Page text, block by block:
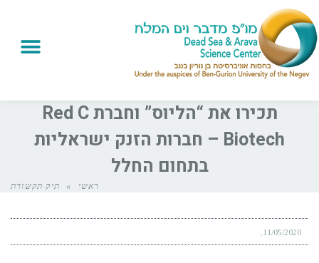
תכירו את “הליוס” וחברת Red C
Biotech – חברות הזנק ישראליות
בתחום החלל
ראשי » תיק תקשורת
11/05/2020